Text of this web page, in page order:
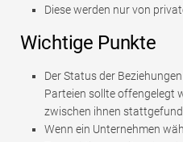
Diese werden nur von
Wichtige Punkte
Der Status der
Parteien sollte offengelegt
zwischen ihnen
Wenn ein Unternehmen